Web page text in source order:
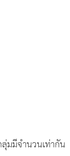
มมีจำนวนเท่ากัน